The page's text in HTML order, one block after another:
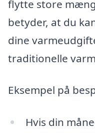
flytte store
betyder, at du
dine
traditionelle
Eksempel på
Hvis din